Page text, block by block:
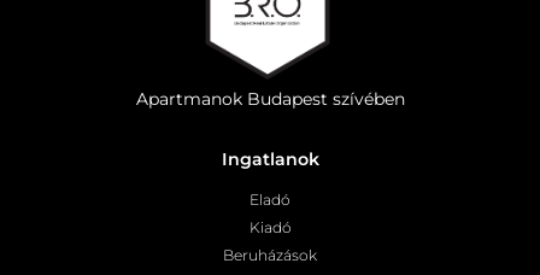
Apartmanok Budapest szívében
Ingatlanok
Eladó
Kiadó
Beruházások